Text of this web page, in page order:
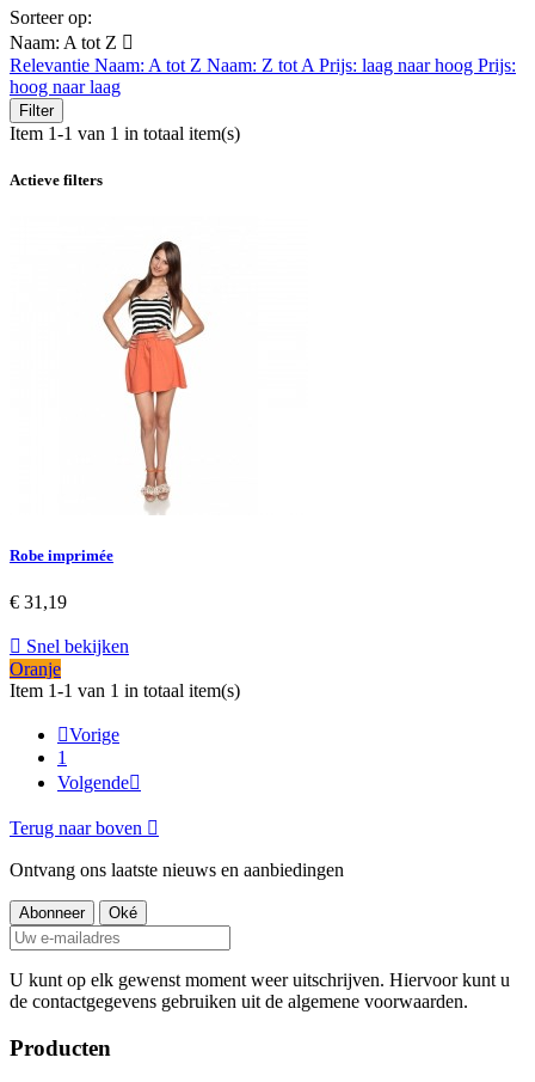
Sorteer op:
Naam: A tot Z 
Relevantie Naam: A tot Z Naam: Z tot A Prijs: laag naar hoog Prijs:
hoog naar laag
Filter
Item 1-1 van 1 in totaal item(s)
Actieve filters
Robe imprimée
€ 31,19
 Snel bekijken
Oranje
Item 1-1 van 1 in totaal item(s)
Vorige
1
Volgende
Terug naar boven 
Ontvang ons laatste nieuws en aanbiedingen
U kunt op elk gewenst moment weer uitschrijven. Hiervoor kunt u
de contactgegevens gebruiken uit de algemene voorwaarden.
Producten